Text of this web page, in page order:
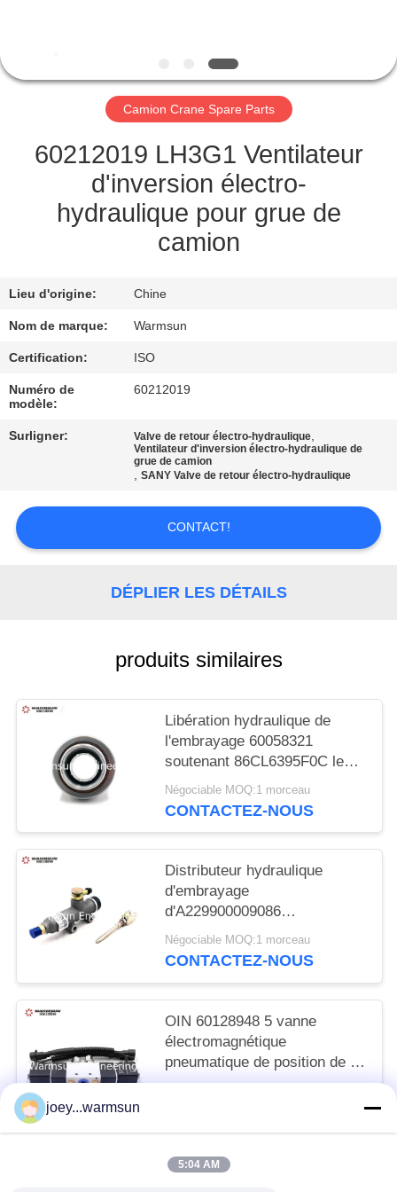
DE
QUALITÉ
CONTACTEZ-
DEMANDEZ
CITATION
PLAN
DU
SITE
Camion Crane Spare Parts
60212019 LH3G1 Ventilateur
d'inversion électro-
hydraulique pour grue de
camion
Lieu d'origine: Chine
Nom de marque: Warmsun
Certification: ISO
Numéro de
modèle:
60212019
Surligner: Valve de retour électro-hydraulique,
Ventilateur d'inversion électro-hydraulique de
grue de camion
,SANY Valve de retour électro-hydraulique
CONTACT!
DÉPLIER LES DÉTAILS
produits similaires
Libération hydraulique de
l'embrayage 60058321
soutenant 86CL6395F0C le
camion Crane Spare Parts
Négociable MOQ:1 morceau
CONTACTEZ-NOUS
Distributeur hydraulique
d'embrayage
d'A229900009086
43271200130SG
Négociable MOQ:1 morceau
CONTACTEZ-NOUS
OIN 60128948 5 vanne
électromagnétique
pneumatique de position de la
manière 2
joey...warmsun
5:04 AM